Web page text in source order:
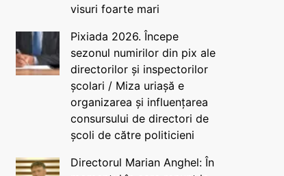
visuri foarte mari
Pixiada 2026. Începe
sezonul numirilor din pix ale
directorilor și inspectorilor
școlari / Miza uriașă e
organizarea și influențarea
consursului de directori de
școli de către politicieni
Directorul Marian Anghel: În